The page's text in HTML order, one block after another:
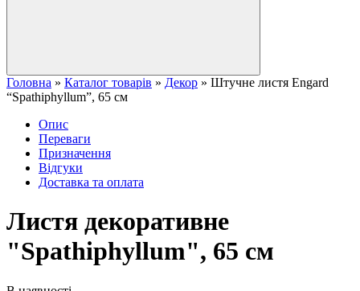
Головна » Каталог товарів » Декор » Штучне листя Engard
“Spathiphyllum”, 65 см
Опис
Переваги
Призначення
Відгуки
Доставка та оплата
Листя декоративне
"Spathiphyllum", 65 см